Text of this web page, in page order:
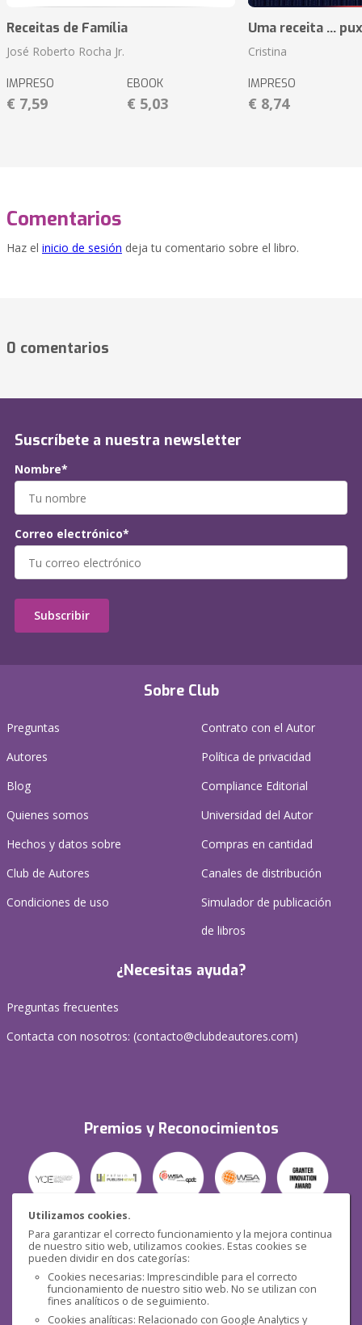
Utilizamos cookies.
Para garantizar el correcto funcionamiento y la mejora continua
de nuestro sitio web, utilizamos cookies. Estas cookies se
pueden dividir en dos categorías:
Cookies necesarias: Imprescindible para el correcto
funcionamiento de nuestro sitio web. No se utilizan con
fines analíticos o de seguimiento.
Cookies analíticas: Relacionado con Google Analytics y
Receitas de Família
José Roberto Rocha Jr.
IMPRESO
€ 7,59
EBOOK
€ 5,03
Uma receita ...
Cristina
IMPRESO
€ 8,74
Comentarios
Haz el inicio de sesión deja tu comentario sobre el libro.
0 comentarios
Sobre Club
Preguntas
Autores
Blog
Quienes somos
Hechos y datos sobre
Club de Autores
Condiciones de uso
Contrato con el Autor
Política de privacidad
Compliance Editorial
Universidad del Autor
Compras en cantidad
Canales de distribución
Simulador de publicación
de libros
¿Necesitas ayuda?
Preguntas frecuentes
Contacta con nosotros: (contacto@clubdeautores.com)
Premios y Reconocimientos
Seguridad
Suscríbete a nuestra newsletter
Nombre*
Correo electrónico*
Subscribir